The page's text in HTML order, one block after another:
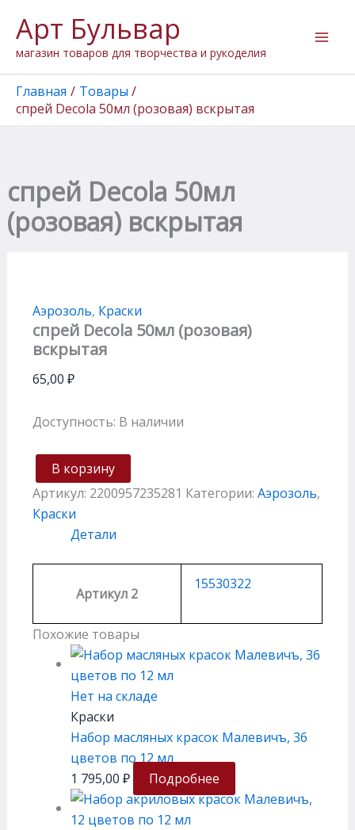
содержимому
Арт Бульвар
магазин товаров для творчества и рукоделия
Главная
Товары
спрей Decola 50мл (розовая) вскрытая
спрей Decola 50мл
(розовая) вскрытая
Аэрозоль, Краски
спрей Decola 50мл (розовая)
вскрытая
65,00 ₽
Доступность: В наличии
товара
спрей
Decola
50мл
(розовая)
вскрытая
В корзину
Артикул: 2200957235281 Категории: Аэрозоль,
Краски
Детали
Артикул 2
15530322
Похожие товары
Нет на складе
Краски
Набор масляных красок Малевичъ, 36
цветов по 12 мл
1 795,00 ₽ Подробнее